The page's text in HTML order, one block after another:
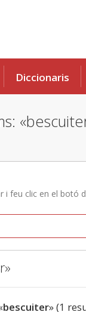
Diccionaris
i feu clic en el botó
bescuiter» (1